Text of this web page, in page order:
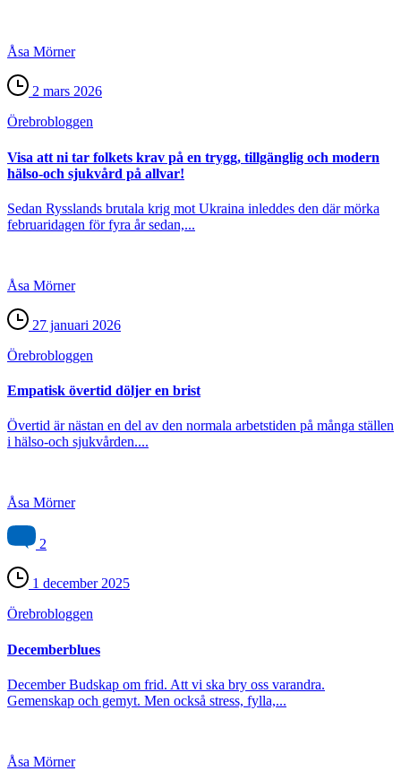
Åsa Mörner
2 mars 2026
Örebro­bloggen
Visa att ni tar folkets krav på en trygg, tillgänglig och modern
hälso-och sjukvård på allvar!
Sedan Rysslands brutala krig mot Ukraina inleddes den där mörka
februaridagen för fyra år sedan,...
Åsa Mörner
27 januari 2026
Örebro­bloggen
Empatisk övertid döljer en brist
Övertid är nästan en del av den normala arbetstiden på många ställen
i hälso-och sjukvården....
Åsa Mörner
2
1 december 2025
Örebro­bloggen
Decemberblues
December Budskap om frid. Att vi ska bry oss varandra.
Gemenskap och gemyt. Men också stress, fylla,...
Åsa Mörner